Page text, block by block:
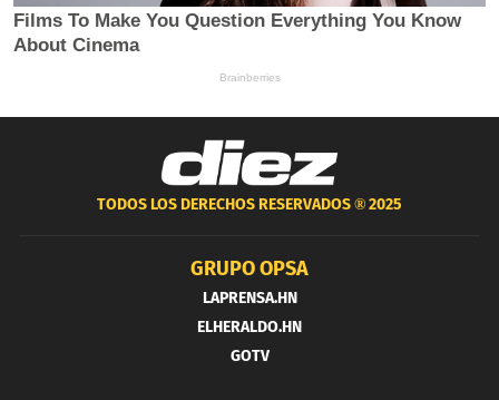
TODOS LOS DERECHOS RESERVADOS ®2025
GRUPO OPSA
LAPRENSA.HN
ELHERALDO.HN
GOTV